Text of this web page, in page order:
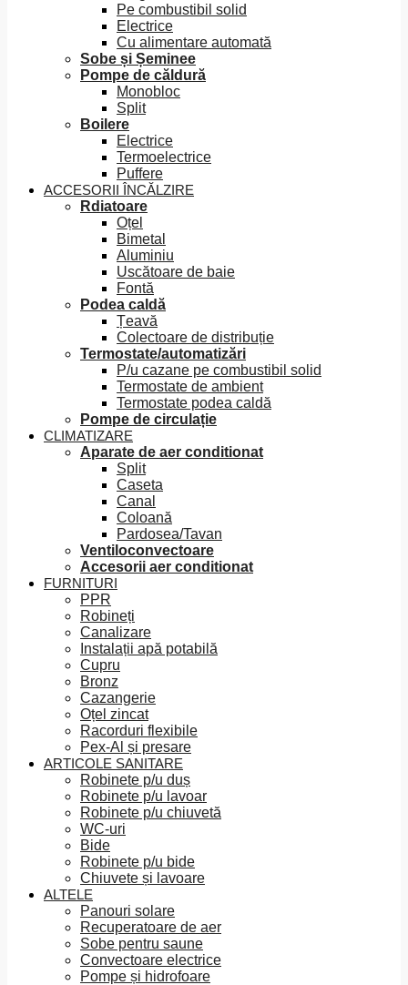
Pe combustibil solid
Electrice
Cu alimentare automată
Sobe și Șeminee
Pompe de căldură
Monobloc
Split
Boilere
Electrice
Termoelectrice
Puffere
ACCESORII ÎNCĂLZIRE
Rdiatoare
Oțel
Bimetal
Aluminiu
Uscătoare de baie
Fontă
Podea caldă
Țeavă
Colectoare de distribuție
Termostate/automatizări
P/u cazane pe combustibil solid
Termostate de ambient
Termostate podea caldă
Pompe de circulație
CLIMATIZARE
Aparate de aer conditionat
Split
Caseta
Canal
Coloană
Pardosea/Tavan
Ventiloconvectoare
Accesorii aer conditionat
FURNITURI
PPR
Robineți
Canalizare
Instalații apă potabilă
Cupru
Bronz
Cazangerie
Oțel zincat
Racorduri flexibile
Pex-Al și presare
ARTICOLE SANITARE
Robinete p/u duș
Robinete p/u lavoar
Robinete p/u chiuvetă
WC-uri
Bide
Robinete p/u bide
Chiuvete și lavoare
ALTELE
Panouri solare
Recuperatoare de aer
Sobe pentru saune
Convectoare electrice
Pompe și hidrofoare